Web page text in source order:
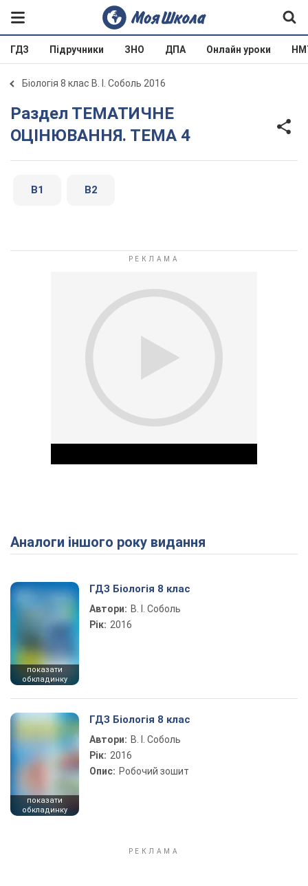
ГДЗ Підручники ЗНО ДПА Онлайн уроки
Біологія 8 клас В. І. Соболь 2016
Раздел ТЕМАТИЧНЕ
ОЦІНЮВАННЯ. ТЕМА 4
В1 В2
Play Video
Аналоги іншого року видання
показати
обкладинку
ГДЗ Біологія 8 клас
Автори: В. І. Соболь
Рік: 2016
показати
обкладинку
ГДЗ Біологія 8 клас
Автори: В. І. Соболь
Рік: 2016
Опис: Робочий зошит